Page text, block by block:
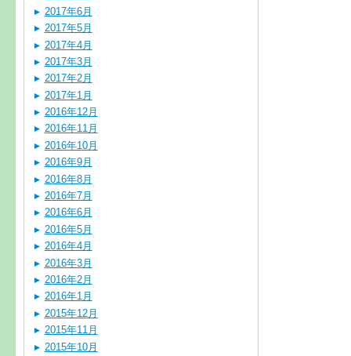
2017年6月
2017年5月
2017年4月
2017年3月
2017年2月
2017年1月
2016年12月
2016年11月
2016年10月
2016年9月
2016年8月
2016年7月
2016年6月
2016年5月
2016年4月
2016年3月
2016年2月
2016年1月
2015年12月
2015年11月
2015年10月